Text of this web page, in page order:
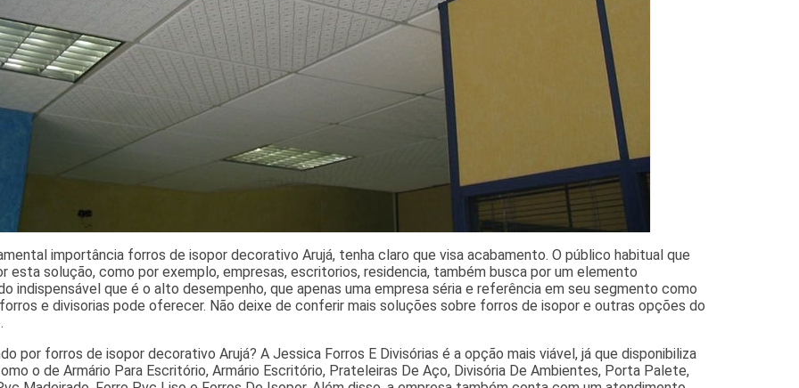
importância forros de isopor decorativo Arujá, tenha claro que visa acabamento. O público habitual que
esta solução, como por exemplo, empresas, escritorios, residencia, também busca por um elemento
indispensável que é o alto desempenho, que apenas uma empresa séria e referência em seu segmento como
e divisorias pode oferecer. Não deixe de conferir mais soluções sobre forros de isopor e outras opções do
por forros de isopor decorativo Arujá? A Jessica Forros E Divisórias é a opção mais viável, já que disponibiliza
o de Armário Para Escritório, Armário Escritório, Prateleiras De Aço, Divisória De Ambientes, Porta Palete,